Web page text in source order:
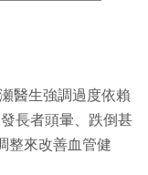
醫生強調過度依賴
長者頭暈、跌倒甚
整來改善血管健